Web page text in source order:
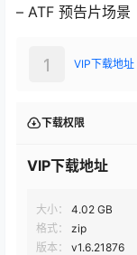
– ATF 预告片场景
VIP下载地址
1
下载权限
VIP下载地址
大小：
4.02 GB
格式：
zip
版本：
v1.6.21876